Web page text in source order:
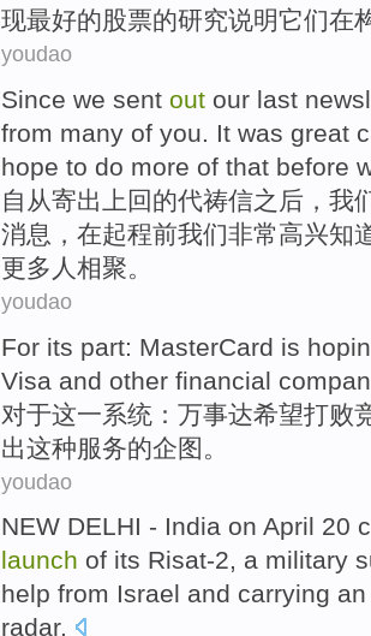
现最好的股票的研究说明它们在
youdao
Since we sent out our last
from many of you. It was great
hope to do more of that before
自从寄出 上回 的代祷信之后， 我
消息，在起程前我们非常高兴知
更多人相聚。
youdao
For its part: MasterCard is
Visa and other financial
对于这一系统： 万事达希望打败
出这种服务的企图。
youdao
NEW DELHI - India on April 20
launch of its Risat-2, a military
help from Israel and carrying
radar.